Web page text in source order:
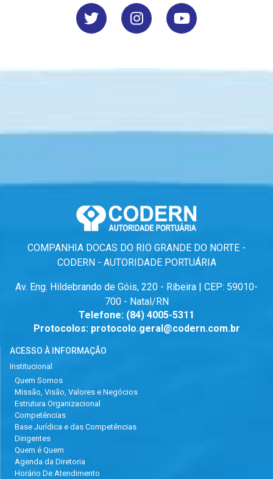
COMPANHIA DOCAS DO RIO GRANDE DO NORTE -
CODERN - AUTORIDADE PORTUÁRIA
Av. Eng. Hildebrando de Góis, 220 - Ribeira | CEP: 59010-
700 - Natal/RN
Telefone: (84) 4005-5311
Protocolos: protocolo.geral@codern.com.br
ACESSO À INFORMAÇÃO
Institucional
Quem Somos
Missão, Visão, Valores e Negócios
Estrutura Organizacional
Competências
Base Jurídica e das Competências
Dirigentes
Quem é Quem
Agenda da Diretoria
Horário De Atendimento